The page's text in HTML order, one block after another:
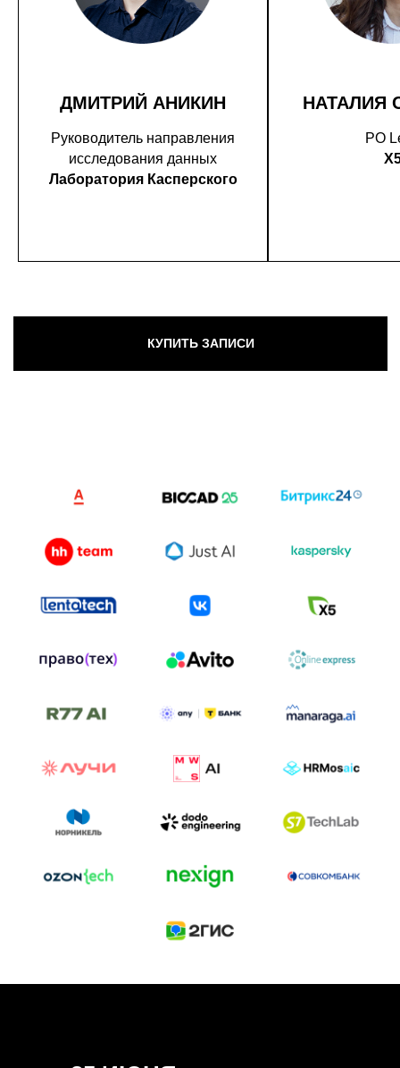
ДМИТРИЙ АНИКИН
Руководитель направления
исследования данных
Лаборатория Касперского
НАТАЛИЯ
PO
к построению бизнеса и созданию технологий под
И БИТВА АГЕНТОВ